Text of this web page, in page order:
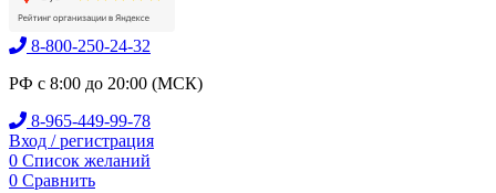
8-800-250-24-32
РФ с 8:00 до 20:00 (МСК)
8-965-449-99-78
Вход / регистрация
0 Список желаний
0 Сравнить